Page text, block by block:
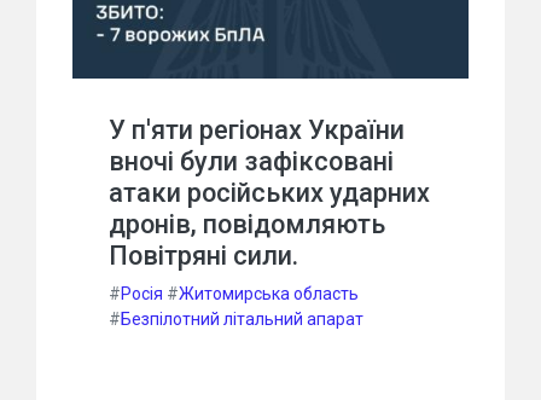
У п'яти регіонах України
вночі були зафіксовані
атаки російських ударних
дронів, повідомляють
Повітряні сили.
#Росія #Житомирська область
#Безпілотний літальний апарат